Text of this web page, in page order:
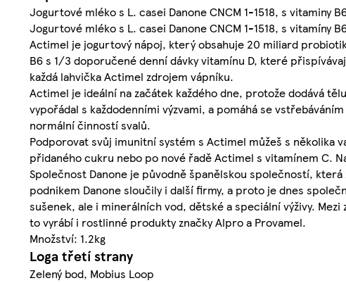
Jogurtové mléko s L. casei Danone CNCM 1-1518, s vitaminy
Jogurtové mléko s L. casei Danone CNCM 1-1518, s vitamíny
Actimel je jogurtový nápoj, který obsahuje 20 miliard
B6 s 1/3 doporučené denní dávky vitamínu D, které
každá lahvička Actimel zdrojem vápníku.
Actimel je ideální na začátek každého dne, protože dodává
vypořádal s každodenními výzvami, a pomáhá se
normální činností svalů.
Podporovat svůj imunitní systém s Actimel můžeš s několika
přidaného cukru nebo po nové řadě Actimel s vitamínem C.
Společnost Danone je původně španělskou společností,
podnikem Danone sloučily i další firmy, a proto je dnes
sušenek, ale i minerálních vod, dětské a speciální výživy.
to vyrábí i rostlinné produkty značky Alpro a Provamel.
Množství: 1.2kg
Loga třetí strany
Zelený bod, Mobius Loop